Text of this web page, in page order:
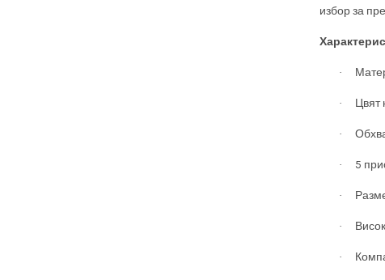
избор за
·
· Цвят
·
· 5
·
·
·